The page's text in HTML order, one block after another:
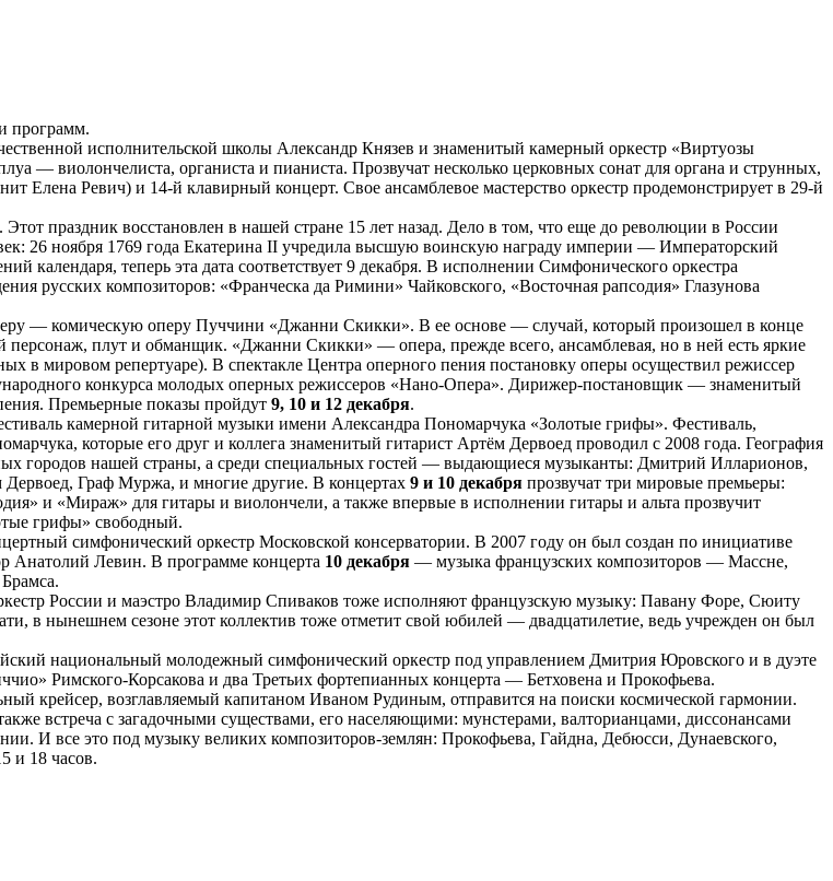
программ.
исполнительской школы Александр Князев и знаменитый камерный оркестр «Виртуозы
— виолончелиста, органиста и пианиста. Прозвучат несколько церковных сонат для органа и струнных,
Елена Ревич) и 14-й клавирный концерт. Свое ансамблевое мастерство оркестр продемонстрирует в 29-й
праздник восстановлен в нашей стране 15 лет назад. Дело в том, что еще до революции в России
26 ноября 1769 года Екатерина II учредила высшую воинскую награду империи — Императорский
теперь эта дата соответствует 9 декабря. В исполнении Симфонического оркестра
русских композиторов: «Франческа да Римини» Чайковского, «Восточная рапсодия» Глазунова
— комическую оперу Пуччини «Джанни Скикки». В ее основе — случай, который произошел в конце
плут и обманщик. «Джанни Скикки» — опера, прежде всего, ансамблевая, но в ней есть яркие
в мировом репертуаре). В спектакле Центра оперного пения постановку оперы осуществил режиссер
конкурса молодых оперных режиссеров «Нано-Опера». Дирижер-постановщик — знаменитый
Премьерные показы пройдут 9, 10 и 12 декабря.
камерной гитарной музыки имени Александра Пономарчука «Золотые грифы». Фестиваль,
которые его друг и коллега знаменитый гитарист Артём Дервоед проводил с 2008 года. География
городов нашей страны, а среди специальных гостей — выдающиеся музыканты: Дмитрий Илларионов,
Граф Муржа, и многие другие. В концертах 9 и 10 декабря прозвучат три мировые премьеры:
и «Мираж» для гитары и виолончели, а также впервые в исполнении гитары и альта прозвучит
грифы» свободный.
симфонический оркестр Московской консерватории. В 2007 году он был создан по инициативе
Анатолий Левин. В программе концерта 10 декабря — музыка французских композиторов — Массне,
России и маэстро Владимир Спиваков тоже исполняют французскую музыку: Павану Форе, Сюиту
в нынешнем сезоне этот коллектив тоже отметит свой юбилей — двадцатилетие, ведь учрежден он был
национальный молодежный симфонический оркестр под управлением Дмитрия Юровского и в дуэте
Римского-Корсакова и два Третьих фортепианных концерта — Бетховена и Прокофьева.
крейсер, возглавляемый капитаном Иваном Рудиным, отправится на поиски космической гармонии.
встреча с загадочными существами, его населяющими: мунстерами, валторианцами, диссонансами
И все это под музыку великих композиторов-землян: Прокофьева, Гайдна, Дебюсси, Дунаевского,
и 18 часов.